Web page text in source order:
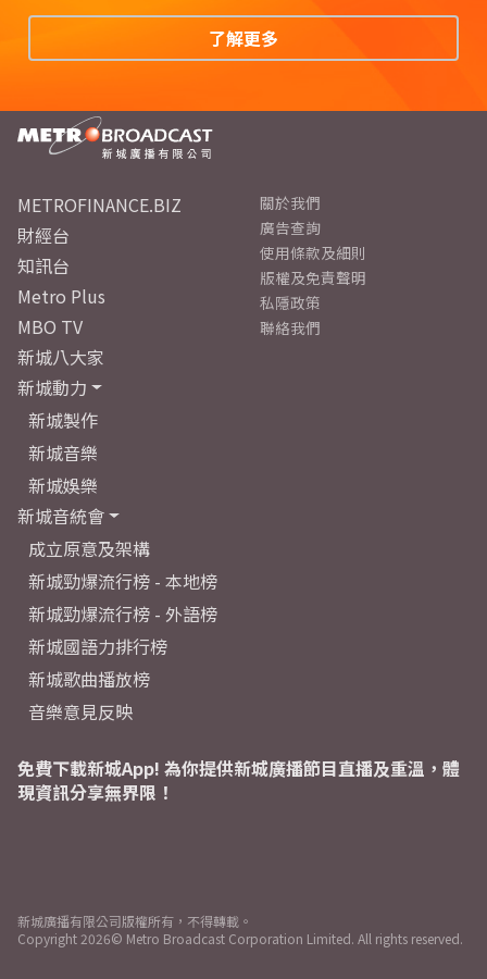
了解更多
METROFINANCE.BIZ
財經台
知訊台
Metro Plus
MBO TV
新城八大家
新城動力
新城製作
新城音樂
新城娛樂
新城音統會
成立原意及架構
新城勁爆流行榜 - 本地榜
新城勁爆流行榜 - 外語榜
新城國語力排行榜
新城歌曲播放榜
音樂意見反映
關於我們
廣告查詢
使用條款及細則
版權及免責聲明
私隱政策
聯絡我們
免費下載新城App! 為你提供新城廣播節目直播及重溫，體
現資訊分享無界限！
新城廣播有限公司版權所有，不得轉載。
Copyright 2026© Metro Broadcast Corporation Limited. All rights reserved.